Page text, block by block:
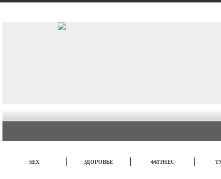
SEX ЗДОРОВЬЕ ФИТНЕС